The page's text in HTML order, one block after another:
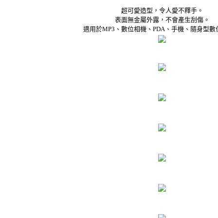
超可愛造型，令人愛不釋手。
表面無金屬外露，不會產生刮傷。
適用於MP3、數位相機、PDA、手機、隨身型數